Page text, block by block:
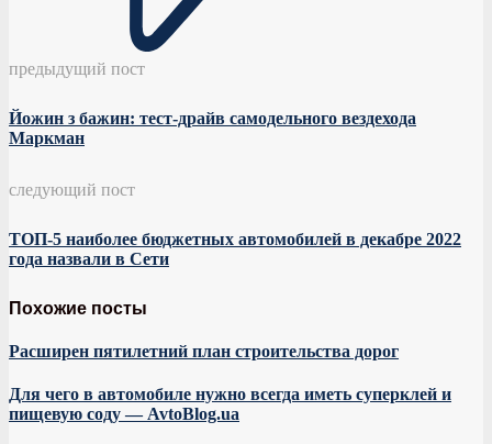
предыдущий пост
Йожин з бажин: тест-драйв самодельного вездехода
Маркман
следующий пост
ТОП-5 наиболее бюджетных автомобилей в декабре 2022
года назвали в Сети
Похожие посты
Расширен пятилетний план строительства дорог
Для чего в автомобиле нужно всегда иметь суперклей и
пищевую соду — AvtoBlog.ua